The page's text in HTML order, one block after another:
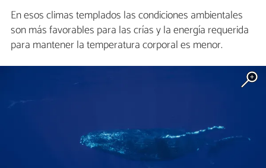
En esos climas templados las condiciones ambientales
son más favorables para las crías y la energía requerida
para mantener la temperatura corporal es menor.